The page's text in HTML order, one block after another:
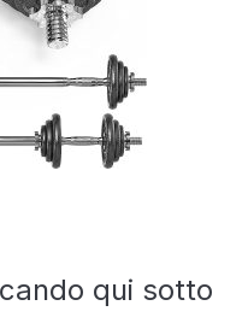
qui sotto